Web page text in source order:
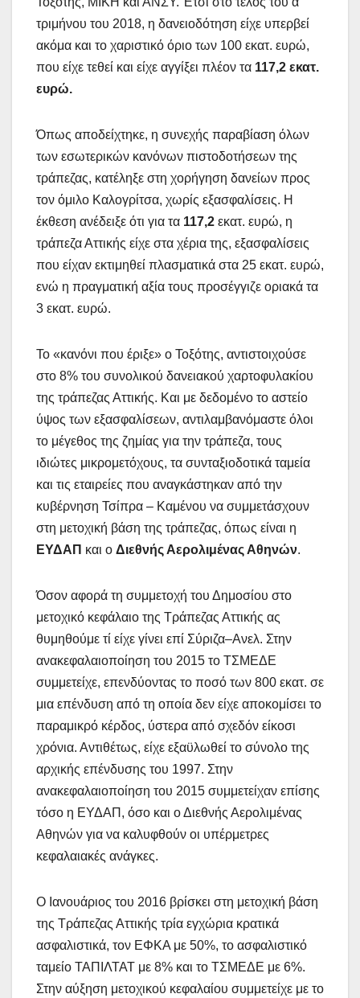
τριμήνου του 2018, η δανειοδότηση είχε υπερβεί
ακόμα και το χαριστικό όριο των 100 εκατ. ευρώ,
που είχε τεθεί και είχε αγγίξει πλέον τα 117,2 εκατ.
ευρώ.
Όπως αποδείχτηκε, η συνεχής παραβίαση όλων
των εσωτερικών κανόνων πιστοδοτήσεων της
τράπεζας, κατέληξε στη χορήγηση δανείων προς
τον όμιλο Καλογρίτσα, χωρίς εξασφαλίσεις. Η
έκθεση ανέδειξε ότι για τα 117,2 εκατ. ευρώ, η
τράπεζα Αττικής είχε στα χέρια της, εξασφαλίσεις
που είχαν εκτιμηθεί πλασματικά στα 25 εκατ. ευρώ,
ενώ η πραγματική αξία τους προσέγγιζε οριακά τα
3 εκατ. ευρώ.
Το «κανόνι που έριξε» ο Τοξότης, αντιστοιχούσε
στο 8% του συνολικού δανειακού χαρτοφυλακίου
της τράπεζας Αττικής. Και με δεδομένο το αστείο
ύψος των εξασφαλίσεων, αντιλαμβανόμαστε όλοι
το μέγεθος της ζημίας για την τράπεζα, τους
ιδιώτες μικρομετόχους, τα συνταξιοδοτικά ταμεία
και τις εταιρείες που αναγκάστηκαν από την
κυβέρνηση Τσίπρα – Καμένου να συμμετάσχουν
στη μετοχική βάση της τράπεζας, όπως είναι η
ΕΥΔΑΠ και ο Διεθνής Αερολιμένας Αθηνών.
Όσον αφορά τη συμμετοχή του Δημοσίου στο
μετοχικό κεφάλαιο της Τράπεζας Αττικής ας
θυμηθούμε τί είχε γίνει επί Σύριζα–Ανελ. Στην
ανακεφαλαιοποίηση του 2015 το ΤΣΜΕΔΕ
συμμετείχε, επενδύοντας το ποσό των 800 εκατ. σε
μια επένδυση από τη οποία δεν είχε αποκομίσει το
παραμικρό κέρδος, ύστερα από σχεδόν είκοσι
χρόνια. Αντιθέτως, είχε εξαϋλωθεί το σύνολο της
αρχικής επένδυσης του 1997. Στην
ανακεφαλαιοποίηση του 2015 συμμετείχαν επίσης
τόσο η ΕΥΔΑΠ, όσο και ο Διεθνής Αερολιμένας
Αθηνών για να καλυφθούν οι υπέρμετρες
κεφαλαιακές ανάγκες.
Ο Ιανουάριος του 2016 βρίσκει στη μετοχική βάση
της Τράπεζας Αττικής τρία εγχώρια κρατικά
ασφαλιστικά, τον ΕΦΚΑ με 50%, το ασφαλιστικό
ταμείο ΤΑΠΙΛΤΑΤ με 8% και το ΤΣΜΕΔΕ με 6%.
Στην αύξηση μετοχικού κεφαλαίου συμμετείχε με το